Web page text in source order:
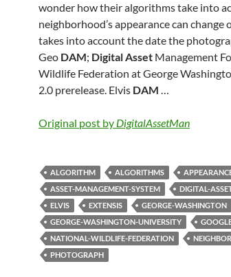
wonder how their algorithms take into
neighborhood’s appearance can
takes into account the date the
Geo DAM; Digital Asset Management
Wildlife Federation at George
2.0 prerelease. Elvis DAM …
Original post by DigitalAssetMan
ALGORITHM ALGORITHMS
ASSET-MANAGEMENT-SYSTEM
DIGITAL-
ELVIS
EXTENSIS
GEORGE-WASHINGTON
GEORGE-WASHINGTON-UNIVERSITY
NATIONAL-WILDLIFE-FEDERATION
PHOTOGRAPH